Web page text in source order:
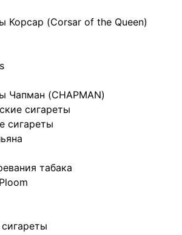
Корсар (Corsar of the Queen)
Чапман (CHAPMAN)
сигареты
сигареты
табака